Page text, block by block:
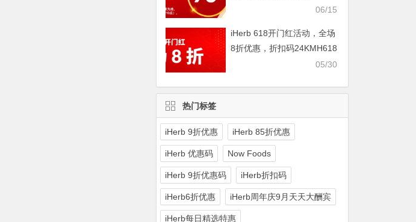
06/15
iHerb 618开门红活动，全场
8折优惠，折扣码24KMH618
05/30
热门标签
iHerb 9折优惠 iHerb 85折优惠
iHerb 优惠码 Now Foods
iHerb 9折优惠码 iHerb折扣码
iHerb6折优惠 iHerb周年庆9月天天大酬宾
iHerb每日精选特惠